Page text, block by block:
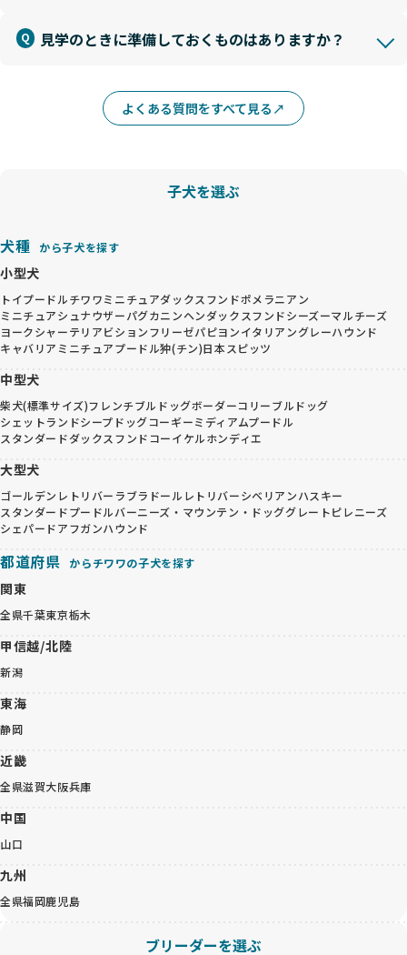
見学のときに準備しておくものはありますか？
よくある質問をすべて見る
子犬を選ぶ
犬種 から子犬を探す
小型犬
トイプードルチワワミニチュアダックスフンドポメラニアン
ミニチュアシュナウザーパグカニンヘンダックスフンドシーズーマルチーズ
ヨークシャーテリアビションフリーゼパピヨンイタリアングレーハウンド
キャバリア ミニチュアプードル狆(チン)日本スピッツ
中型犬
柴犬(標準サイズ)フレンチブルドッグボーダーコリーブルドッグ
シェットランドシープドッグコーギーミディアムプードル
スタンダードダックスフンドコーイケルホンディエ
大型犬
ゴールデンレトリバー ラブラドールレトリバーシベリアンハスキー
スタンダードプードルバーニーズ・マウンテン・ドッググレートピレニーズ
シェパードアフガンハウンド
都道府県 からチワワの子犬を探す
関東
全県千葉東京栃木
甲信越/北陸
新潟
東海
静岡
近畿
全県滋賀大阪兵庫
中国
山口
九州
全県福岡鹿児島
ブリーダーを選ぶ